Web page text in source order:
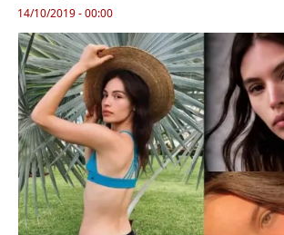
14/10/2019 - 00:00